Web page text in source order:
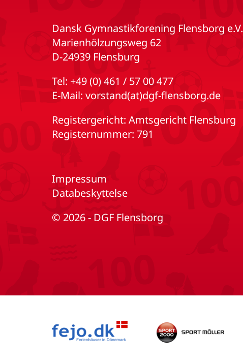
Dansk Gymnastikforening Flensborg e.V.
Marienhölzungsweg 62
D-24939 Flensburg
Tel: +49 (0) 461 / 57 00 477
E-Mail: vorstand(at)dgf-flensborg.de
Registergericht: Amtsgericht Flensburg
Registernummer: 791
Impressum
Databeskyttelse
© 2026 - DGF Flensborg